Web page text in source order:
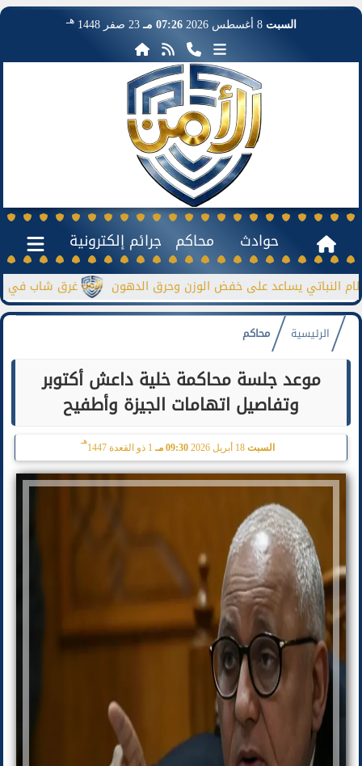
السبت 8 أغسطس 2026 07:26 مـ 23 صفر 1448 هـ
حوادث محاكم جرائم إلكترونية
غرق شاب في نيل يساعد على خفض الوزن وحرق الدهون
الرئيسية محاكم
موعد جلسة محاكمة خلية داعش أكتوبر
وتفاصيل اتهامات الجيزة وأطفيح
السبت 09:30 مـ 1 ذو القعدة 1447
هـ